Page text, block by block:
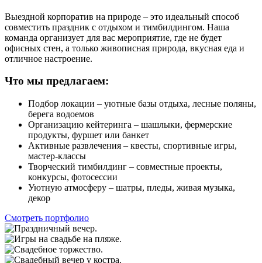
Выездной корпоратив на природе – это идеальный способ
совместить праздник с отдыхом и тимбилдингом. Наша
команда организует для вас мероприятие, где не будет
офисных стен, а только живописная природа, вкусная еда и
отличное настроение.
Что мы предлагаем:
Подбор локации – уютные базы отдыха, лесные поляны,
берега водоемов
Организацию кейтеринга – шашлыки, фермерские
продукты, фуршет или банкет
Активные развлечения – квесты, спортивные игры,
мастер-классы
Творческий тимбилдинг – совместные проекты,
конкурсы, фотосессии
Уютную атмосферу – шатры, пледы, живая музыка,
декор
Смотреть портфолио